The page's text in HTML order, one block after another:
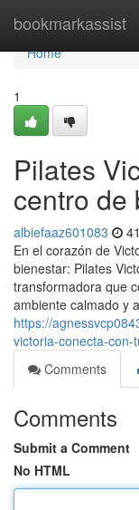
bookmarkassist
Home
Home
1
Pilates
centro de
albiefaaz601083
En el corazón de
bienestar: Pilates
transformadora que
ambiente calmado y
https://
victoria-conecta-
Comments
Comments
Submit a Comment
No HTML